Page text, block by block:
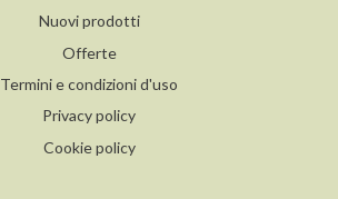
Nuovi prodotti
Offerte
Termini e condizioni d'uso
Privacy policy
Cookie policy